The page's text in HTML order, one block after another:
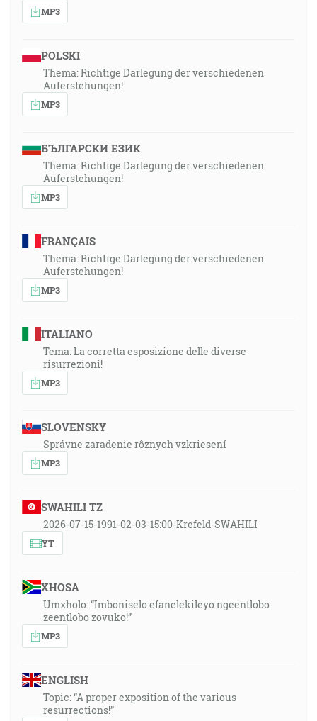
MP3
POLSKI
Thema: Richtige Darlegung der verschiedenen
Auferstehungen!
MP3
БЪЛГАРСКИ ЕЗИК
Thema: Richtige Darlegung der verschiedenen
Auferstehungen!
MP3
FRANÇAIS
Thema: Richtige Darlegung der verschiedenen
Auferstehungen!
MP3
ITALIANO
Tema: La corretta esposizione delle diverse
risurrezioni!
MP3
SLOVENSKY
Správne zaradenie rôznych vzkriesení
MP3
SWAHILI TZ
2026-07-15-1991-02-03-15:00-Krefeld-SWAHILI
YT
XHOSA
Umxholo: “Imboniselo efanelekileyo ngeentlobo
zeentlobo zovuko!”
MP3
ENGLISH
Topic: “A proper exposition of the various
resurrections!”